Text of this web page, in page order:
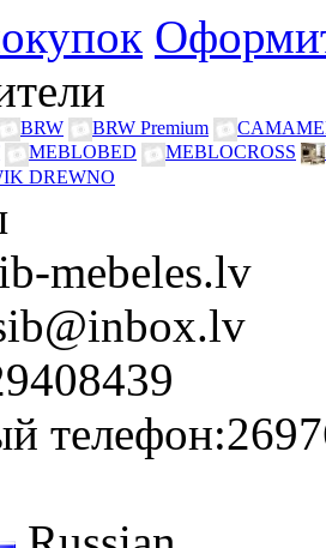
BRW BRW Premium
MEBLOBED MEBLOCROSS
DREWNO
mebeles.lv
телефон: